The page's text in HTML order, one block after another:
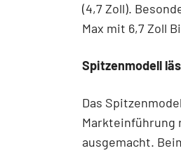
(4,7 Zoll).
Max mit 6,7 Zoll
Spitzenmodell
Das
Markteinführung
ausgemacht.